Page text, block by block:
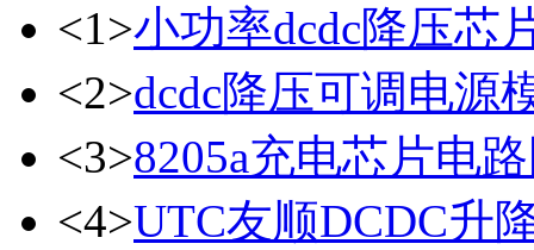
<1>小功率dcdc降压芯
<2>dcdc降压可调电源
<3>8205a充电芯片电
<4>UTC友顺DCDC升